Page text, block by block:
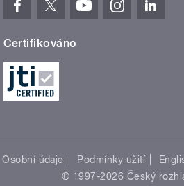
Certifikováno
Osobní údaje Podmínky užití
© 1997-2026 Český